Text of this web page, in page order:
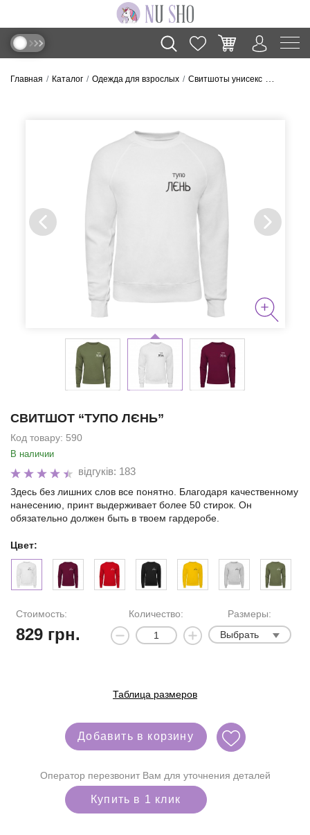
Главная Каталог Одежда для взрослых Свитшоты унисекс Свитшот
СВИТШОТ “ТУПО ЛЄНЬ”
Код товару: 590
В наличии
відгуків: 183
Здесь без лишних слов все понятно. Благодаря качественному
нанесению, принт выдерживает более 50 стирок. Он
обязательно должен быть в твоем гардеробе.
Цвет:
Стоимость:
829грн.
Количество:
Размеры:
Выбрать
Таблица размеров
Добавить в корзину
Оператор перезвонит Вам для уточнения деталей
Купить в 1 клик